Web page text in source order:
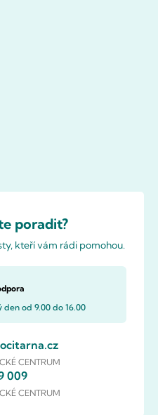
poradit?
kteří vám rádi pomohou.
den od 9.00 do 16.00
CENTRUM
009
CENTRUM